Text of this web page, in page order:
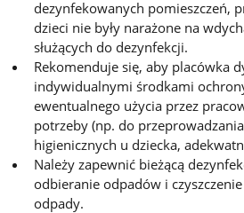
dezynfekowanych pomieszczeń,
dzieci nie były narażone na
służących do dezynfekcji.
Rekomenduje się, aby placówka
indywidualnymi środkami
ewentualnego użycia przez
potrzeby (np. do
higienicznych u dziecka,
Należy zapewnić bieżącą
odbieranie odpadów i
odpady.